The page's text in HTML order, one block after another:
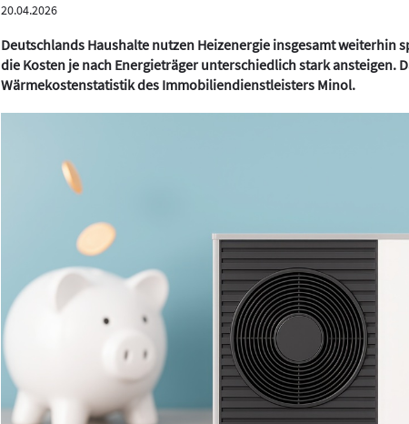
20.04.2026
Deutschlands Haushalte nutzen Heizenergie insgesamt weiterhin
die Kosten je nach Energieträger unterschiedlich stark ansteigen.
Wärmekostenstatistik des Immobiliendienstleisters Minol.